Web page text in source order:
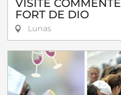
VISITE
FORT DE DIO
Lunas